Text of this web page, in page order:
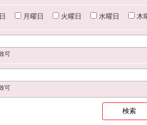
月曜日 火曜日 水曜日 木
可
可